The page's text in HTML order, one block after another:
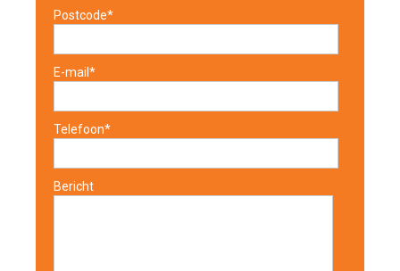
Postcode*
E-mail*
Telefoon*
Bericht